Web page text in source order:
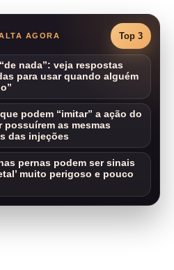
AGORA Top 3
nada”: veja respostas
para usar quando alguém
podem “imitar” a ação do
possuírem as mesmas
das injeções
pernas podem ser sinais
muito perigoso e pouco